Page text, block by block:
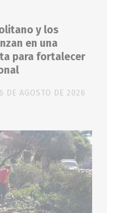
y los
en una
para fortalecer
DE AGOSTO DE 2026